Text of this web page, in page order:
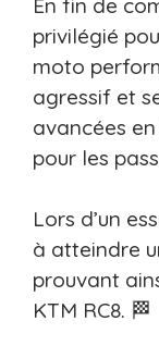
En fin de
privilégié
moto
agressif et
avancées
pour les
Lors d’un
à atteindre
prouvant
KTM RC8. 🏁